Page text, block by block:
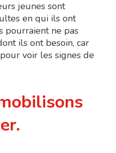
jeunes sont
en qui ils ont
pourraient ne pas
ils ont besoin, car
voir les signes de